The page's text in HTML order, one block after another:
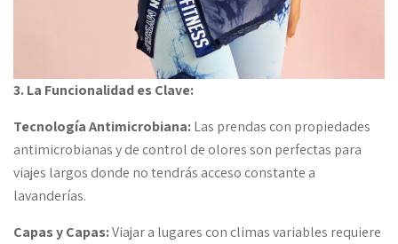
3. La Funcionalidad es Clave:
Tecnología Antimicrobiana:Las prendas con propiedades
antimicrobianas y de control de olores son perfectas para
viajes largos donde no tendrás acceso constante a
lavanderías.
Capas y Capas:Viajar a lugares con climas variables requiere